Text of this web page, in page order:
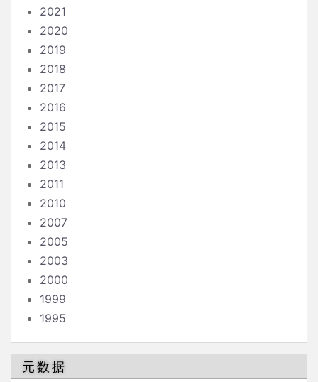
2021
2020
2019
2018
2017
2016
2015
2014
2013
2011
2010
2007
2005
2003
2000
1999
1995
元数据